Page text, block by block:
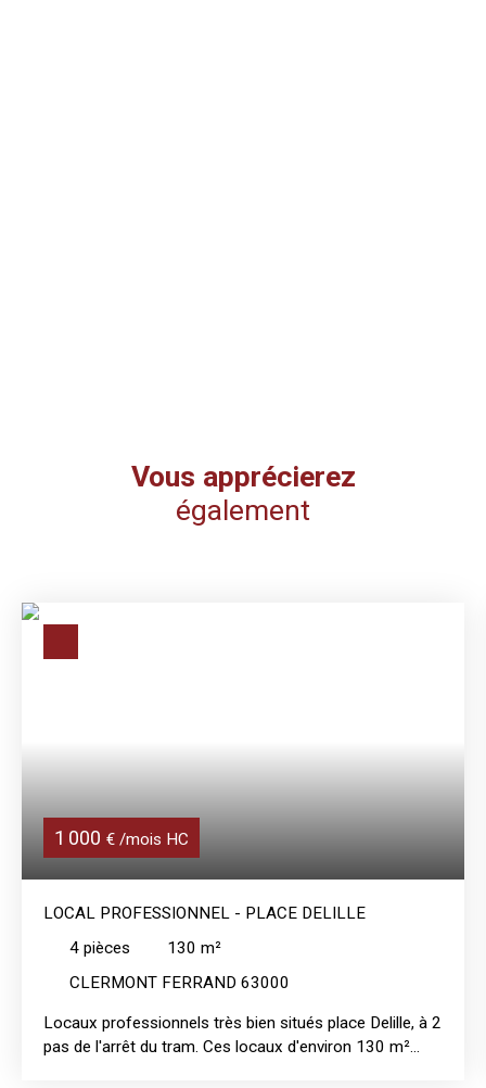
Vous apprécierez
également
1 000 € /mois HC
LOCAL PROFESSIONNEL - PLACE DELILLE
4 pièces 130 m²
CLERMONT FERRAND 63000
Locaux professionnels très bien situés place Delille, à 2
pas de l'arrêt du tram. Ces locaux d'environ 130 m²